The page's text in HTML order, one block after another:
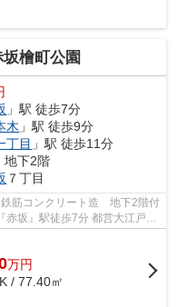
檜町公園
」駅 徒歩7分
木 」駅 徒歩9分
丁目 」駅 徒歩11分
地下2階
７丁目
万円
/ 77.40㎡